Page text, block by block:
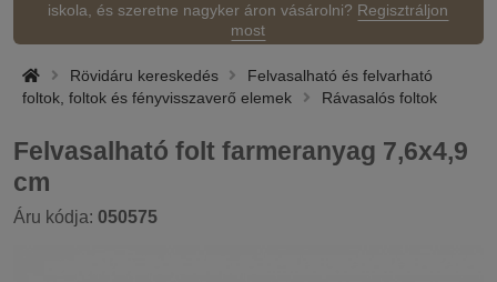
iskola, és szeretne nagyker áron vásárolni? Regisztráljon
most
Rövidáru kereskedés
Felvasalható és felvarható
foltok, foltok és fényvisszaverő elemek
Rávasalós foltok
Felvasalható folt farmeranyag 7,6x4,9
cm
Áru kódja: 050575